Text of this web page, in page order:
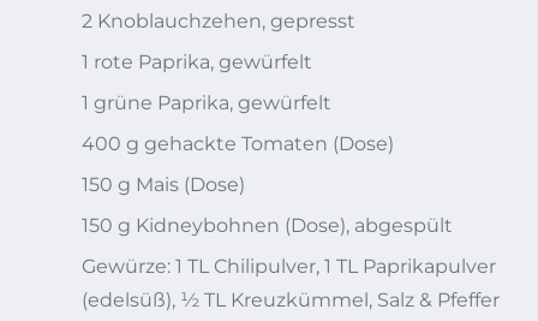
2 Knoblauchzehen, gepresst
1 rote Paprika, gewürfelt
1 grüne Paprika, gewürfelt
400 g gehackte Tomaten (Dose)
150 g Mais (Dose)
150 g Kidneybohnen (Dose), abgespült
Gewürze: 1 TL Chilipulver, 1 TL Paprikapulver
(edelsüß), ½ TL Kreuzkümmel, Salz & Pfeffer